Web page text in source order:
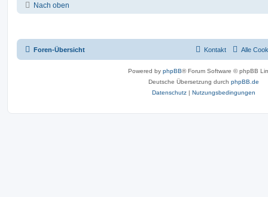
Nach oben
Foren-Übersicht Alle
Kontakt
Powered by phpBB® Forum Software © phpBB
Deutsche Übersetzung durch phpBB.de
Datenschutz | Nutzungsbedingungen